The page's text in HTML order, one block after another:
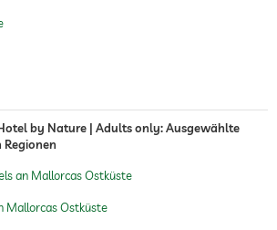
by Nature | Adults only: Ausgewählte
an Mallorcas Ostküste
Mallorcas Ostküste